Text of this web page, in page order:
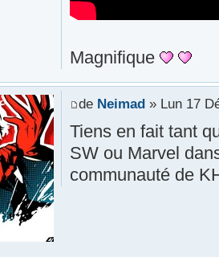
Magnifique
de Neimad» Lun 17
Tiens en fait tant
SW ou Marvel
communauté de